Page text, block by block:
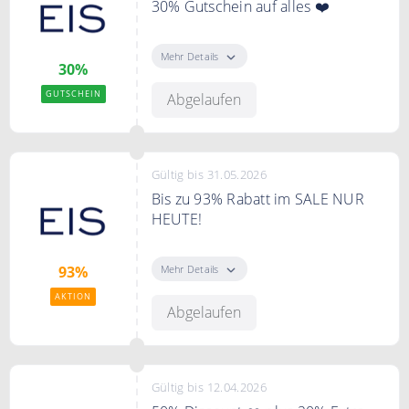
30%
GUTSCHEIN
30% Gutschein auf alles ❤️
Bestellung bei eis.de
Mehr Details
Abgelaufen
93%
AKTION
Gültig bis 31.05.2026
Bis zu 93% Rabatt im SALE NUR
HEUTE!
große Auswahl an Artikel im Sale
Mehr Details
Abgelaufen
Gültig bis 12.04.2026